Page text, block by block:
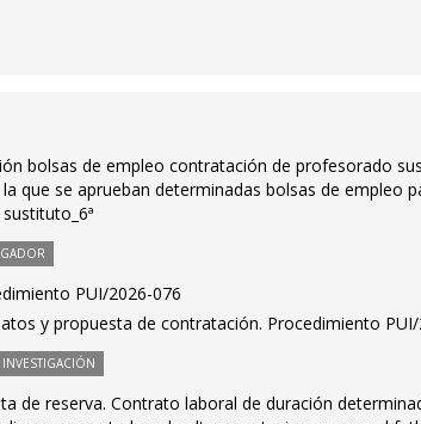
bolsas de empleo contratación de profesorado
que se aprueban determinadas bolsas de empleo
PUI/2026-076
y propuesta de contratación. Procedimiento
de reserva. Contrato laboral de duración